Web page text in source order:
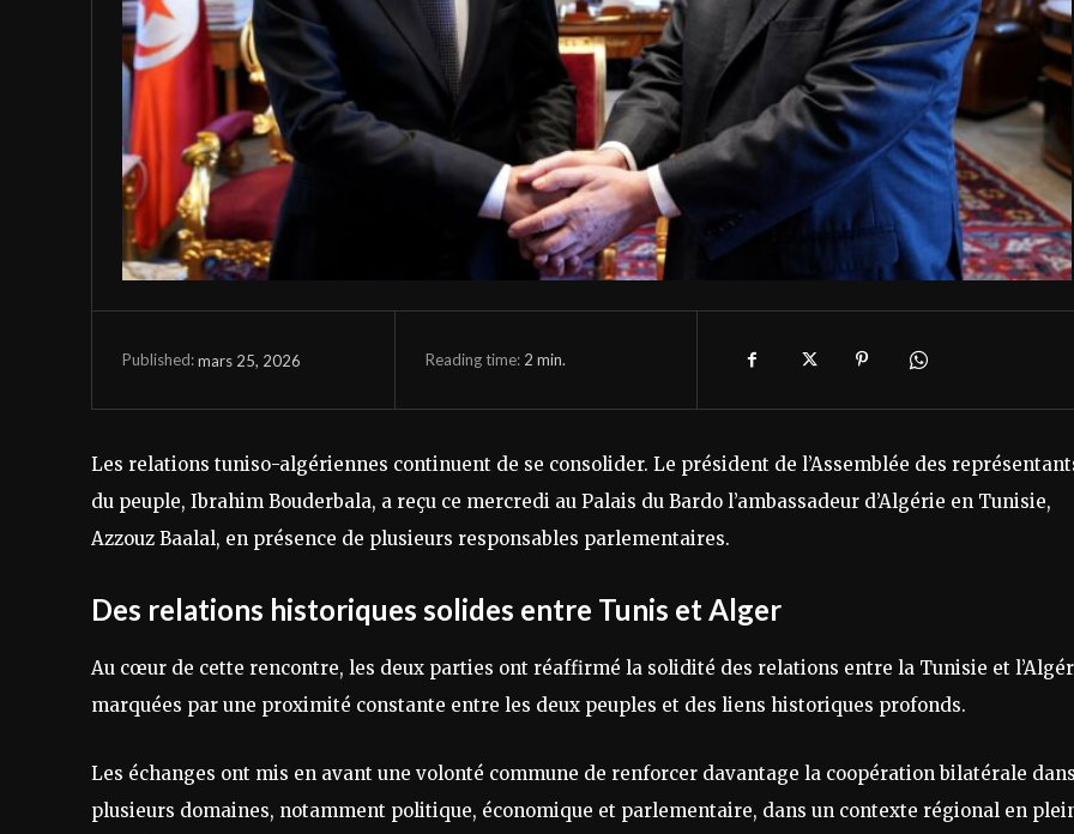
Published:mars 25, 2026 Reading time: 2 min.
Les relations tuniso-algériennes continuent de se consolider. Le président de l’Assemblée des
du peuple, Ibrahim Bouderbala, a reçu ce mercredi au Palais du Bardo l’ambassadeur d’Algérie en Tunisie,
Azzouz Baalal, en présence de plusieurs responsables parlementaires.
Des relations historiques solides entre Tunis et Alger
Au cœur de cette rencontre, les deux parties ont réaffirmé la solidité des relations entre la Tunisie et
marquées par une proximité constante entre les deux peuples et des liens historiques profonds.
Les échanges ont mis en avant une volonté commune de renforcer davantage la coopération bilatérale
plusieurs domaines, notamment politique, économique et parlementaire, dans un contexte régional en